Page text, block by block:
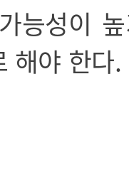
능성이
해야 한다.